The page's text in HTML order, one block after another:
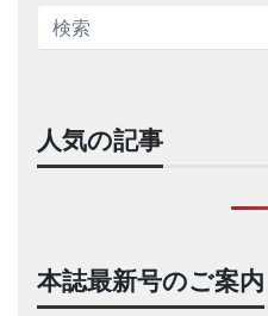
人気の記事
本誌最新号のご案内